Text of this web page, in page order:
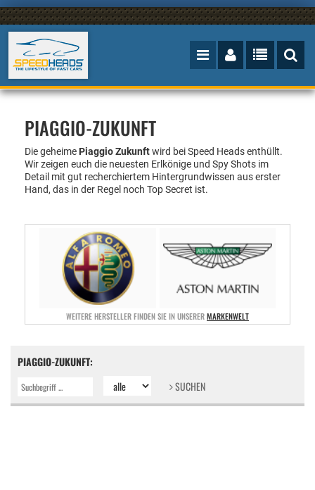
PIAGGIO-ZUKUNFT
Die geheime Piaggio Zukunftwird bei Speed Heads enthüllt.
Wir zeigen euch die neuesten Erlkönige und Spy Shots im
Detail mit gut recherchiertem Hintergrundwissen aus erster
Hand, das in der Regel noch Top Secret ist.
WEITERE HERSTELLER FINDEN SIE IN UNSERERMARKENWELT
PIAGGIO-ZUKUNFT:
SUCHEN